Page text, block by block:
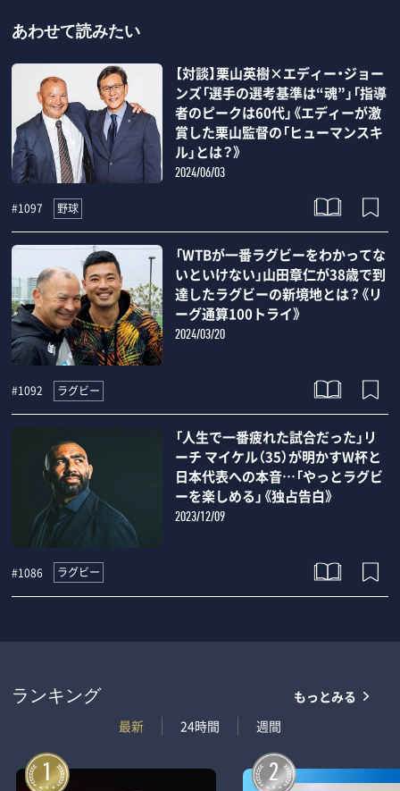
あわせて読みたい
【対談】栗山英樹×エディー・ジョー
ンズ「選手の選考基準は“魂”」「指導
者のピークは60代」《エディーが激
賞した栗山監督の「ヒューマンスキ
ル」とは？》
2024/06/03
#1097 野球
「WTBが一番ラグビーをわかってな
いといけない」山田章仁が38歳で到
達したラグビーの新境地とは？《リ
ーグ通算100トライ》
2024/03/20
#1092 ラグビー
「人生で一番疲れた試合だった」リ
ーチ マイケル（35）が明かすW杯と
日本代表への本音…「やっとラグビ
ーを楽しめる」《独占告白》
2023/12/09
#1086 ラグビー
ランキング
最新
24時間 週間
もっとみる
1 2